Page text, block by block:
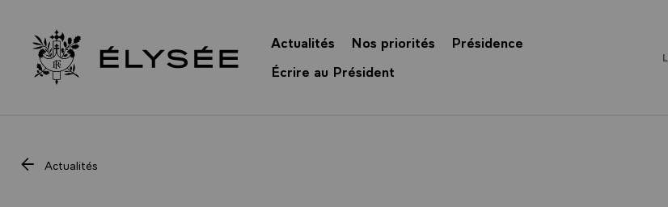
Retour à l’accueil Élysée
Actualités Nos priorités
Présidence
Écrire au Président
Actualités